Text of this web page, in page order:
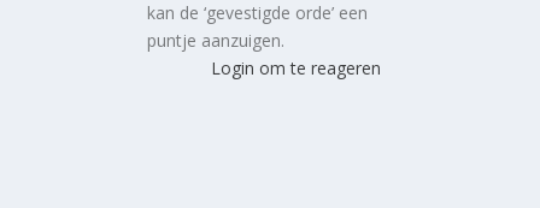
kan de ‘gevestigde orde’ een
puntje aanzuigen.
Login om te reageren